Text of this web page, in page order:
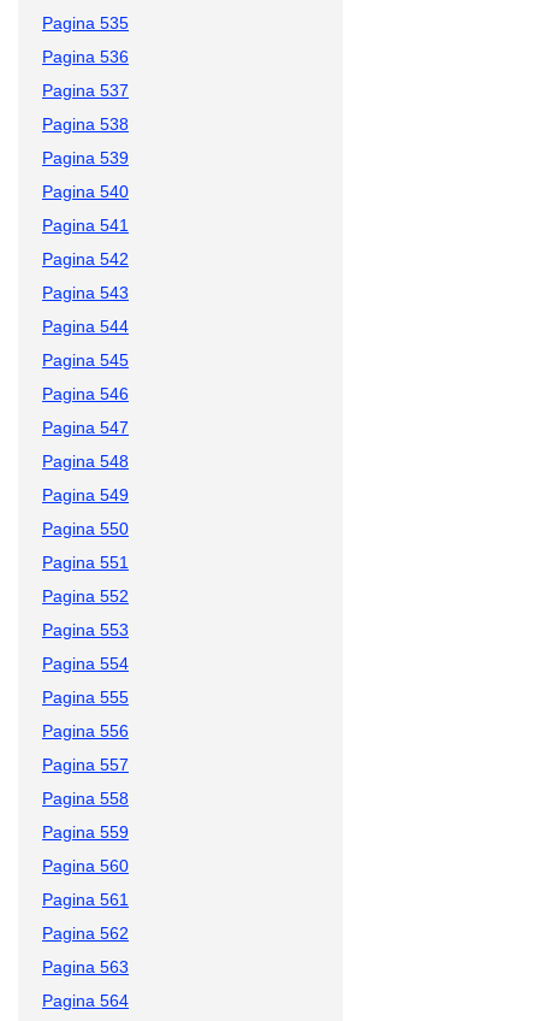
Pagina 535
Pagina 536
Pagina 537
Pagina 538
Pagina 539
Pagina 540
Pagina 541
Pagina 542
Pagina 543
Pagina 544
Pagina 545
Pagina 546
Pagina 547
Pagina 548
Pagina 549
Pagina 550
Pagina 551
Pagina 552
Pagina 553
Pagina 554
Pagina 555
Pagina 556
Pagina 557
Pagina 558
Pagina 559
Pagina 560
Pagina 561
Pagina 562
Pagina 563
Pagina 564